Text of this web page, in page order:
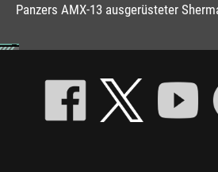
Panzers AMX-13 ausgerüsteter